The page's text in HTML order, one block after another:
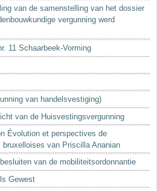
van de samenstelling van het dossier
vergunning werd
11 Schaarbeek-Vorming
van handelsvestiging)
van de Huisvestingsvergunning
Évolution et perspectives de
van Priscilla Ananian
van de mobiliteitsordonnantie
Gewest